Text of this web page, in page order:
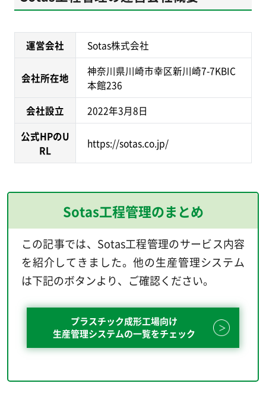
運営会社 Sotas株式会社
会社所在地
神奈川県川崎市幸区新川崎7-7KBIC
本館236
会社設立
2022年3月8日
公式HPのU
RL
https://sotas.co.jp/
Sotas工程管理のまとめ
この記事では、Sotas工程管理のサービス内容
を紹介してきました。他の生産管理システム
は下記のボタンより、ご確認ください。
プラスチック成形工場向け
生産管理システムの一覧をチェック